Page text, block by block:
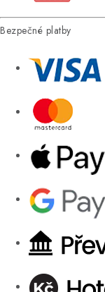
Bezpečné platby